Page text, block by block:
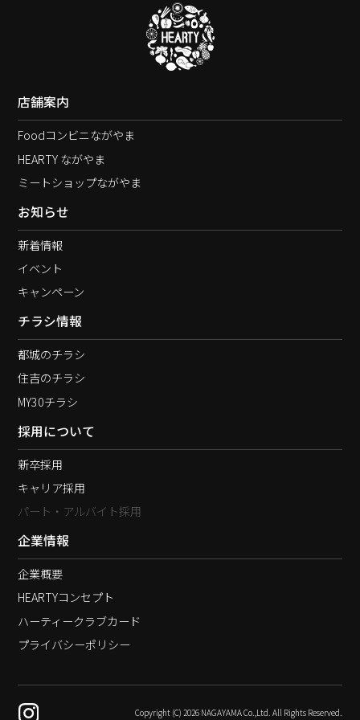
店舗案内
Foodコンビニながやま
HEARTY ながやま
ミートショップながやま
お知らせ
新着情報
イベント
キャンペーン
チラシ情報
都城のチラシ
住吉のチラシ
MY30チラシ
採用について
新卒採用
キャリア採用
パート・アルバイト採用
企業情報
企業概要
HEARTYコンセプト
ハーティークラブカード
プライバシーポリシー
Copyright (C) 2026 NAGAYAMA Co.,Ltd. All Rights Reserved.